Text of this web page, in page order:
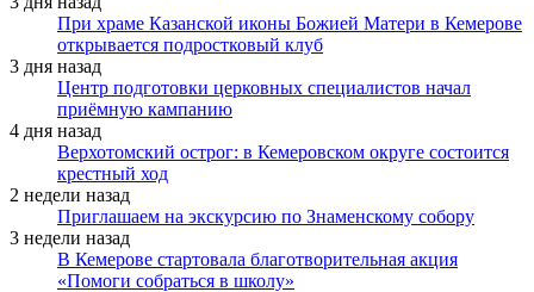
При храме Казанской иконы Божией Матери в Кемерове
открывается подростковый клуб
3 дня назад
Центр подготовки церковных специалистов начал
приёмную кампанию
4 дня назад
Верхотомский острог: в Кемеровском округе состоится
крестный ход
2 недели назад
Приглашаем на экскурсию по Знаменскому собору
3 недели назад
В Кемерове стартовала благотворительная акция
«Помоги собраться в школу»